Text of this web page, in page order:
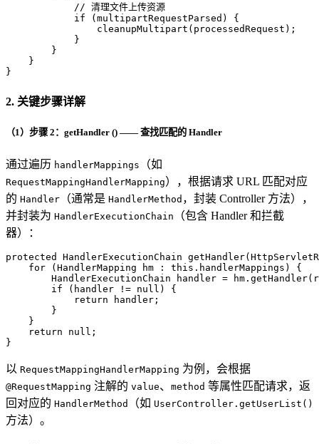
// 清理文件上传资源
if (multipartRequestParsed) {
                cleanupMultipart(processedRequest);
            }
        }
    }
}
2. 关键步骤详解
（1）步骤 2：getHandler () —— 查找匹配的 Handler
通过遍历 handlerMappings （如
RequestMappingHandlerMapping），根据请求 URL 匹配对应
的 Handler （通常是 HandlerMethod ，封装 Controller 方法），
并封装为 HandlerExecutionChain
（包含 Handler 和拦截
器）：
protected HandlerExecutionChain getHandler
for (HandlerMapping hm : this .handlerMappings) {
HandlerExecutionChain
handler =
if (handler != null ) {
return handler;
        }
    }
return
null ;
}
以 RequestMappingHandlerMapping 为例，会根据
@RequestMapping 注解的 value、 method 等属性匹配请求，返
回对应的 HandlerMethod （如 UserController.getUserList()
方法）。